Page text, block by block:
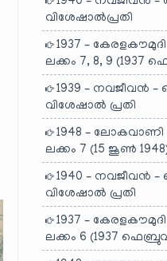
വിശേഷാൽപ്രതി
1937 –
ലക്കം 7, 8, 9 (1937
1939 – നവജീവൻ
വിശേഷാൽ പ്രതി
1948 – ലോകവാണി –
ലക്കം 7 (15 ജൂൺ
1940 – നവജീവൻ
വിശേഷാൽ പ്രതി
1937 –
ലക്കം 6 (1937